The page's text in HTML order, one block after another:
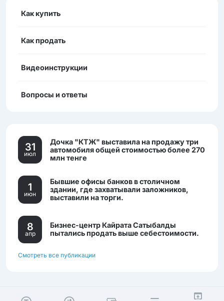
Как купить
Как продать
Видеоинструкции
Вопросы и ответы
31
июл
Дочка "КТЖ" выставила на продажу три
автомобиля общей стоимостью более 270
млн тенге
1
июн
Бывшие офисы банков в столичном
здании, где захватывали заложников,
выставили на торги.
8
апр
Бизнес-центр Кайрата Сатыбалды
пытались продать выше себестоимости.
Смотреть все публикации